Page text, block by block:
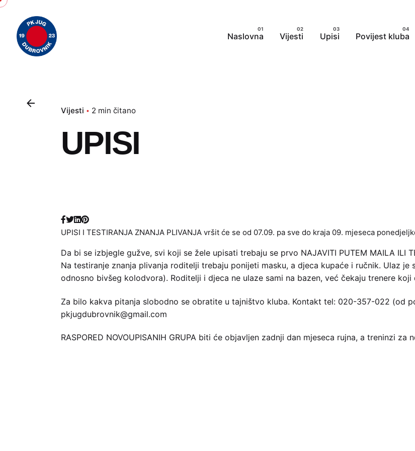
Skip
content
Naslovna Vijesti Upisi Povijest kluba
Vijesti 2 min čitano
UPISI
UPISI I TESTIRANJA ZNANJA PLIVANJA vršit će se od 07.09. pa sve do kraja 09. mjeseca
Da bi se izbjegle gužve, svi koji se žele upisati trebaju se prvo NAJAVITI PUTEM MAILA ILI
Na testiranje znanja plivanja roditelji trebaju ponijeti masku, a djeca kupaće i ručnik. Ulaz je
odnosno bivšeg kolodvora). Roditelji i djeca ne ulaze sami na bazen, već čekaju trenere
Za bilo kakva pitanja slobodno se obratite u tajništvo kluba. Kontakt tel: 020-357-022 (od
pkjugdubrovnik@gmail.com
RASPORED NOVOUPISANIH GRUPA biti će objavljen zadnji dan mjeseca rujna, a treninzi za